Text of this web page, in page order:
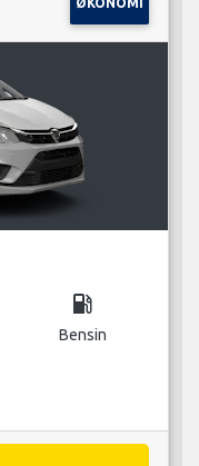
local_gas_station
Bensin